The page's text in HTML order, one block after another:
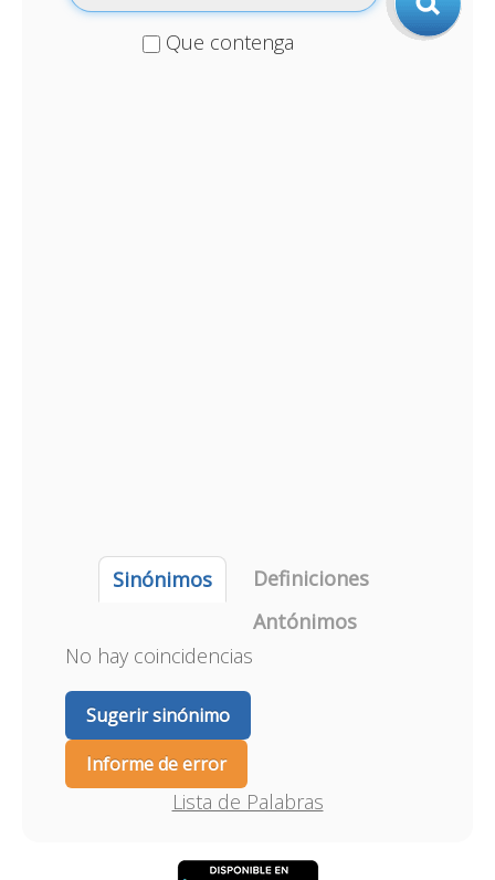
Que contenga
Sinónimos
Definiciones
Antónimos
No hay coincidencias
Sugerir sinónimo
Informe de error
Lista de Palabras